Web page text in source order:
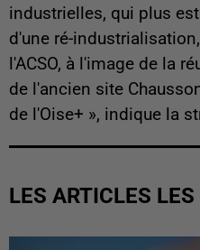
industrielles, qui plus
d'une ré-
l'ACSO, à l'image de la
de l'ancien site
de l'Oise+ », indique la
LES ARTICLES